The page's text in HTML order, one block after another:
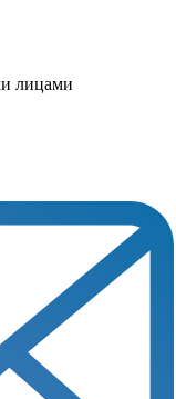
лицами